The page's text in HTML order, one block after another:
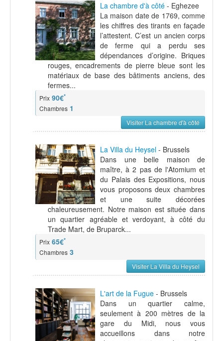
La chambre d'à côté - Eghezee
La maison date de 1769, comme
les chiffres des tirants en façade
l’attestent. C’est un ancien corps
de ferme qui a perdu ses
dépendances d’origine. Briques
rouges, encadrements de pierre bleue sont les
matériaux de base des bâtiments anciens, des
fermes...
Prix 90€*
Chambres 1
Visiter La chambre d'à côté
La Villa du Heysel - Brussels
Dans une belle maison de
maître, à 2 pas de l'Atomium et
du Palais des Expositions, nous
vous proposons deux chambres
et une suite décorées
chaleureusement. Notre maison est située dans
un quartier agréable et verdoyant, à côté du
Trade Mart, de Bruparck...
Prix 65€*
Chambres 3
Visiter La Villa du Heysel
L'art de la Fugue - Brussels
Dans un quartier calme,
seulement à 200 mètres de la
gare du Midi, nous vous
accueillons dans notre